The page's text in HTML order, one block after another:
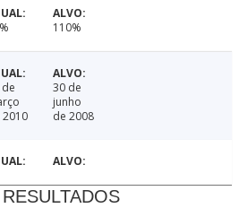
110%
2010
30 de
junho
de 2008